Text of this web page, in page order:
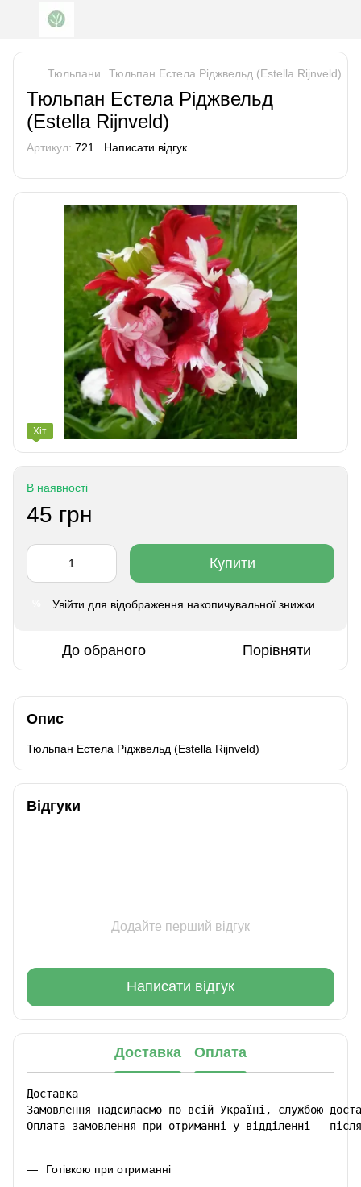
Тюльпани Тюльпан Естела Ріджвельд (Estella Rijnveld)
Тюльпан Естела Ріджвельд
(Estella Rijnveld)
Артикул: 721 Написати відгук
Хіт
В наявності
45 грн
Купити
Увійти для відображення накопичувальної знижки
До обраного Порівняти
Опис
Тюльпан Естела Ріджвельд (Estella Rijnveld)
Відгуки
Додайте перший відгук
Написати відгук
Доставка Оплата
Доставка
Замовлення надсилаємо по всій Україні, службою
Оплата замовлення при отриманні у відділенні –
Готівкою при отриманні